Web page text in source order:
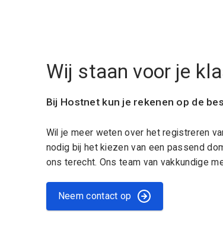
Wij staan voor je
Bij Hostnet kun je rekenen op de
Wil je meer weten over het registreren
nodig bij het kiezen van een passend
ons terecht. Ons team van vakkundige
Neem contact op